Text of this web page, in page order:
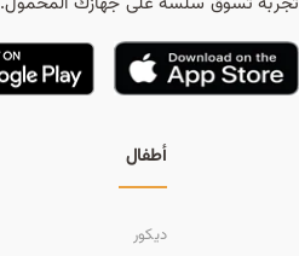
أطفال
ديكور